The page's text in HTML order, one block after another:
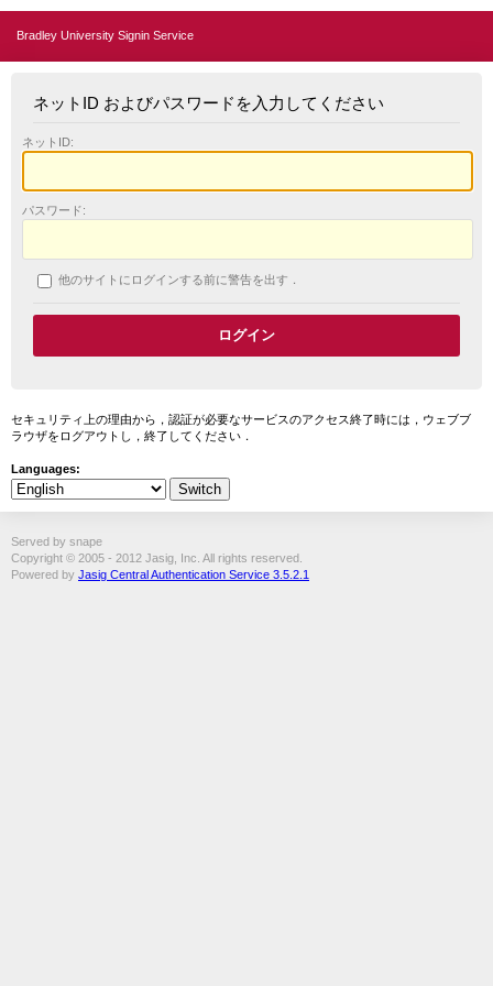
Bradley University Signin Service
ネットID およびパスワードを入力してください
ネットID:
パスワード:
他のサイトにログインする前に警告を出す．
セキュリティ上の理由から，認証が必要なサービスのアクセス終了時には，ウェブブ
ラウザをログアウトし，終了してください．
Languages:
Served by snape
Copyright © 2005 - 2012 Jasig, Inc. All rights reserved.
Powered by Jasig Central Authentication Service 3.5.2.1